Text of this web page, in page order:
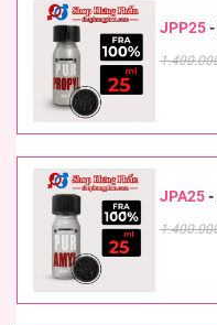
JPP25-
JPA25-